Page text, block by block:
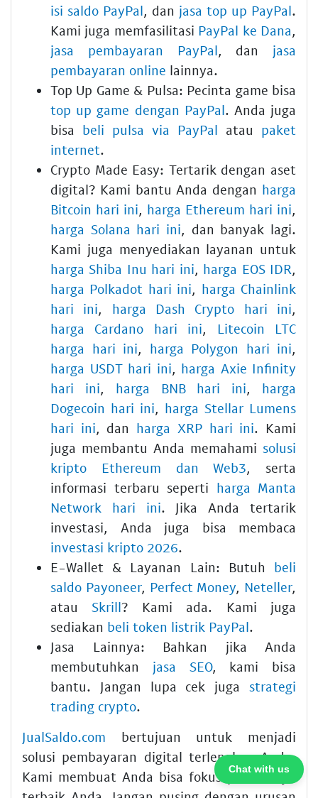
isi saldo PayPal, dan jasa top up PayPal.
Kami juga memfasilitasi PayPal ke Dana,
jasa pembayaran PayPal, dan jasa
pembayaran online lainnya.
Top Up Game & Pulsa: Pecinta game bisa
top up game dengan PayPal. Anda juga
bisa beli pulsa via PayPal atau paket
internet.
Crypto Made Easy: Tertarik dengan aset
digital? Kami bantu Anda dengan harga
Bitcoin hari ini, harga Ethereum hari ini,
harga Solana hari ini, dan banyak lagi.
Kami juga menyediakan layanan untuk
harga Shiba Inu hari ini, harga EOS IDR,
harga Polkadot hari ini, harga Chainlink
hari ini, harga Dash Crypto hari ini,
harga Cardano hari ini, Litecoin LTC
harga hari ini, harga Polygon hari ini,
harga USDT hari ini, harga Axie Infinity
hari ini, harga BNB hari ini, harga
Dogecoin hari ini, harga Stellar Lumens
hari ini, dan harga XRP hari ini. Kami
juga membantu Anda memahami solusi
kripto Ethereum dan Web3, serta
informasi terbaru seperti harga Manta
Network hari ini. Jika Anda tertarik
investasi, Anda juga bisa membaca
investasi kripto 2026.
E-Wallet & Layanan Lain: Butuh beli
saldo Payoneer, Perfect Money, Neteller,
atauSkrill? Kami ada. Kami juga
sediakan beli token listrik PayPal.
Jasa Lainnya: Bahkan jika Anda
membutuhkan jasa SEO, kami bisa
bantu. Jangan lupa cek juga strategi
trading crypto.
JualSaldo.com bertujuan untuk menjadi
solusi pembayaran digital terlengkap Anda.
Kami membuat Anda bisa fokus pada karya
Chat with us